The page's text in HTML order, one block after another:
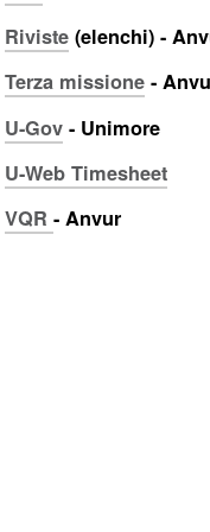
Riviste (elenchi) -
Terza missione -
U-Gov - Unimore
U-Web Timesheet
VQR- Anvur